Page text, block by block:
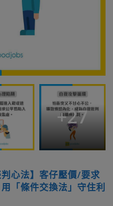
+27
心法】客仔壓價/要求
「條件交換法」守住利